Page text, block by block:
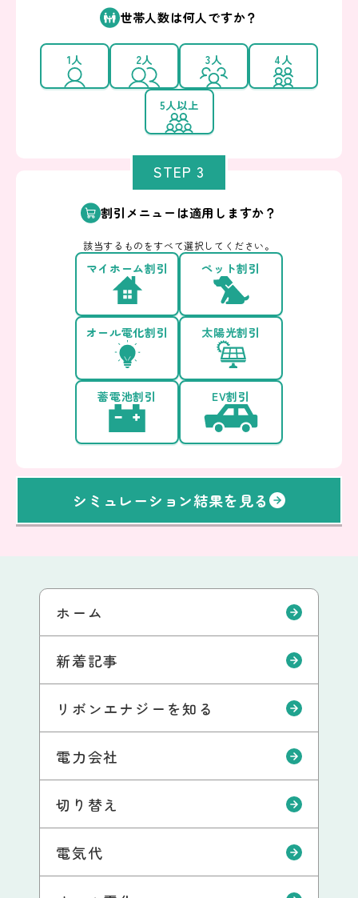
世帯人数は何人ですか？
1人 2人 3人 4人
5人以上
STEP 3
割引メニューは適用しますか？
該当するものをすべて選択してください。
マイホーム割引 ペット割引
オール電化割引 太陽光割引
蓄電池割引 EV割引
シミュレーション結果を見る
ホーム
新着記事
リボンエナジーを知る
電力会社
切り替え
電気代